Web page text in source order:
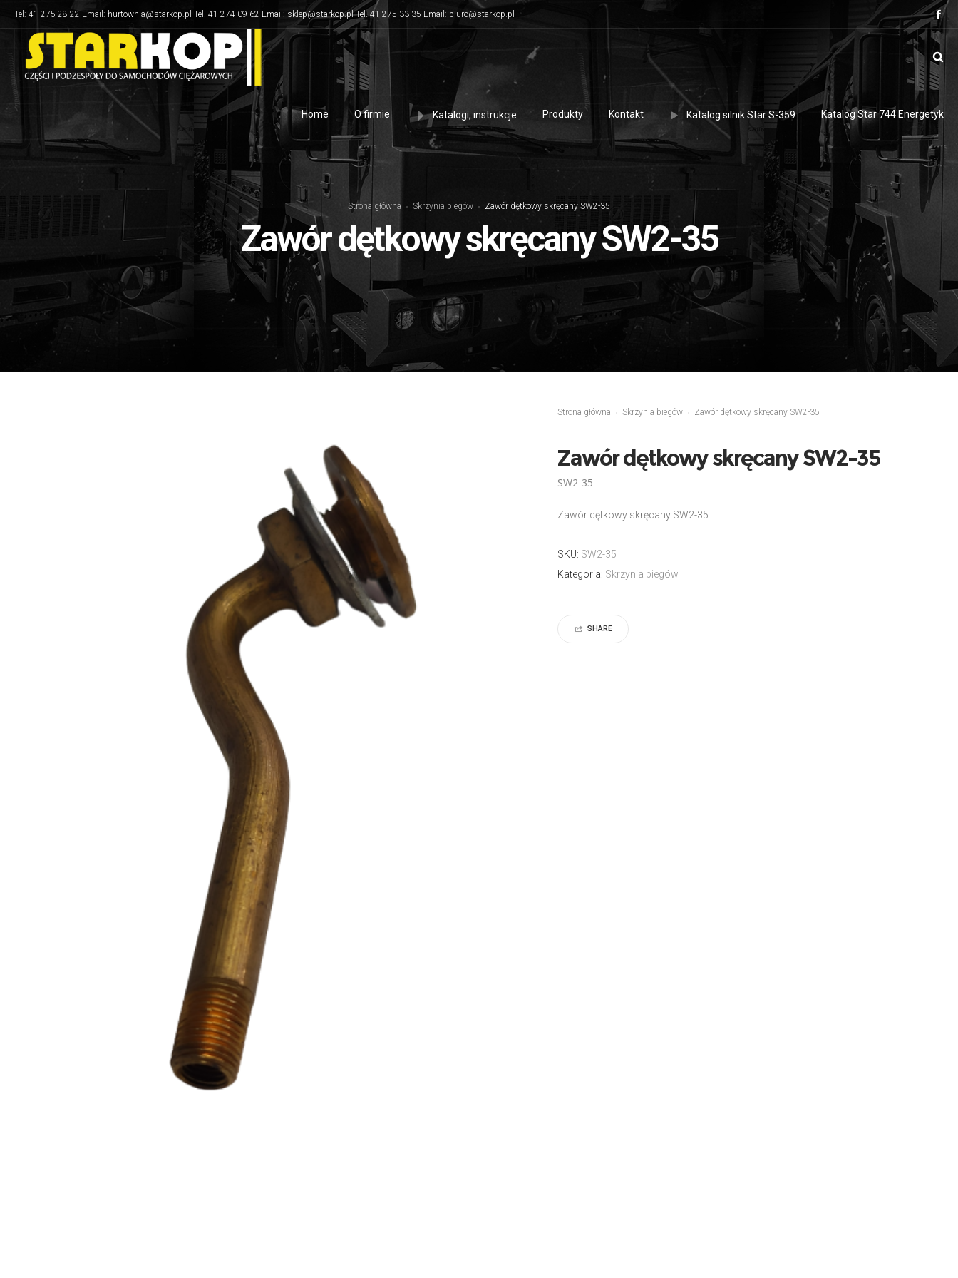
Tel: 41 275 28 22 Email: hurtownia@starkop.pl Tel. 41 274 09 62 Email: sklep@starkop.pl Tel. 41 275 33 35 Email: biuro@starkop.pl
Home O firmie Katalogi, instrukcje Produkty Kontakt Katalog silnik Star S-359 Katalog Star 744 Energetyk
Strona główna Skrzynia biegów Zawór dętkowy skręcany SW2-35
Zawór dętkowy skręcany SW2-35
Strona główna Skrzynia biegów Zawór dętkowy skręcany SW2-35
Zawór dętkowy skręcany SW2-35
SW2-35
Zawór dętkowy skręcany SW2-35
SKU: SW2-35
Kategoria: Skrzynia biegów
SHARE